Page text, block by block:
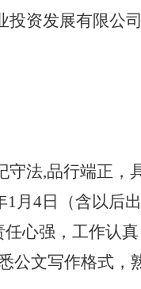
投资发展有限公
法,品行端正，
1月4日（含以后
心强，工作认
公文写作格式，